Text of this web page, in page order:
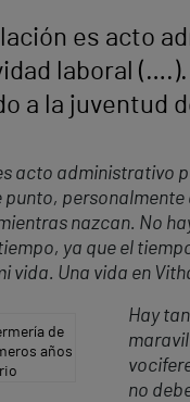
es acto
laboral
a la juventud
acto administrativo
nazcan. No
ya que el
vida. Una vida en
de
años
Hay
no